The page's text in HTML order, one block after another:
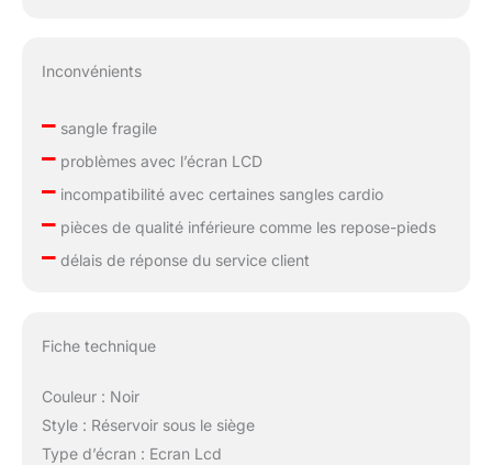
Inconvénients
–sangle fragile
–problèmes avec l’écran LCD
–incompatibilité avec certaines sangles cardio
–pièces de qualité inférieure comme les repose-pieds
–délais de réponse du service client
Fiche technique
Couleur : Noir
Style : Réservoir sous le siège
Type d’écran : Ecran Lcd